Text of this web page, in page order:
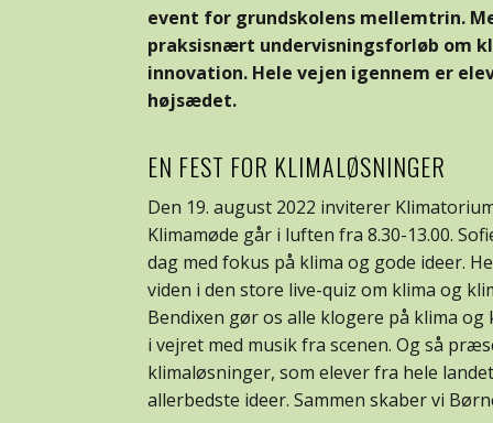
event for grundskolens mellemtrin.
praksisnært undervisningsforløb om
innovation. Hele vejen igennem er
højsædet.
EN FEST FOR KLIMALØSNINGER
Den 19. august 2022 inviterer
Klimamøde går i luften fra 8.30-13.00.
dag med fokus på klima og gode ideer.
viden i den store live-quiz om klima og
Bendixen gør os alle klogere på klima
i vejret med musik fra scenen. Og så
klimaløsninger, som elever fra hele
allerbedste ideer.Sammen skaber vi